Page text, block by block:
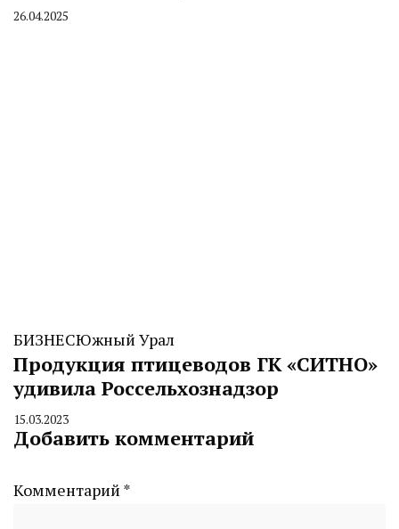
By
26.04.2025
БИЗНЕСЮжный Урал
Продукция птицеводов ГК «СИТНО»
удивила Россельхознадзор
By
CHELINDUSTRY
15.03.2023
Добавить комментарий
Комментарий *